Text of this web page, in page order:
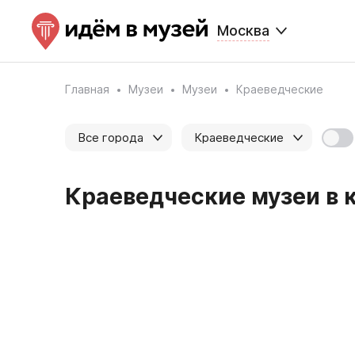
Москва
Главная Музеи Музеи Краеведческие
Все города Краеведческие
Краеведческие музеи в